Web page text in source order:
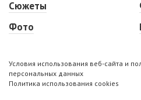
Сюжеты
Фото
Условия использования веб-сайта и
персональных данных
Политика использования cookies